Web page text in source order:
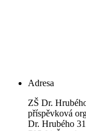
Adresa
ZŠ Dr.
příspěvková
Dr. Hrubého